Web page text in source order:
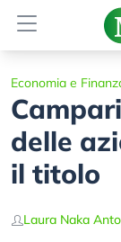
Economia e
delle
il titolo
Laura Naka